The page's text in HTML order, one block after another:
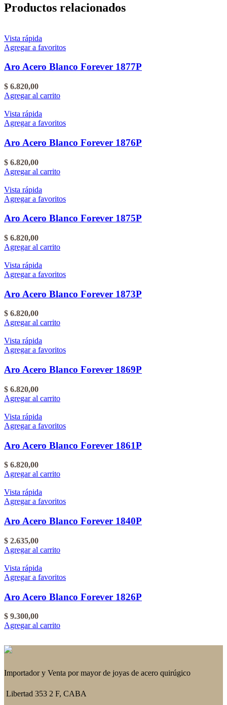
Productos relacionados
Vista rápida
Agregar a favoritos
Aro Acero Blanco Forever 1877P
$ 6.820,00
Agregar al carrito
Vista rápida
Agregar a favoritos
Aro Acero Blanco Forever 1876P
$ 6.820,00
Agregar al carrito
Vista rápida
Agregar a favoritos
Aro Acero Blanco Forever 1875P
$ 6.820,00
Agregar al carrito
Vista rápida
Agregar a favoritos
Aro Acero Blanco Forever 1873P
$ 6.820,00
Agregar al carrito
Vista rápida
Agregar a favoritos
Aro Acero Blanco Forever 1869P
$ 6.820,00
Agregar al carrito
Vista rápida
Agregar a favoritos
Aro Acero Blanco Forever 1861P
$ 6.820,00
Agregar al carrito
Vista rápida
Agregar a favoritos
Aro Acero Blanco Forever 1840P
$ 2.635,00
Agregar al carrito
Vista rápida
Agregar a favoritos
Aro Acero Blanco Forever 1826P
$ 9.300,00
Agregar al carrito
Importador y Venta por mayor de joyas de acero quirúgico
Libertad 353 2 F, CABA